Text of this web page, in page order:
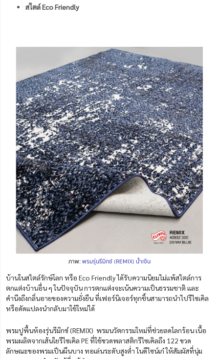
สไตล์ Eco Friendly
ภาพ:พรมรุ่นรีมิกซ์ (REMIX) น้ำเงิน
บ้านในสไตล์รักษ์โลก หรือ Eco Friendly ได้รับความนิยมไม่แพ้สไตล์การ
ตกแต่งบ้านอื่น ๆ ในปัจจุบัน การตกแต่งจะเน้นความเป็นธรรมชาติ และ
คำนึงถึงกลิ่นอายของความยั่งยืน ที่เฟอร์นิเจอร์ทุกชิ้นสามารถนำไปรีไซเคิล
หรือดัดแปลงนำกลับมาใช้ใหม่ได้
พรมปูพื้นห้องรุ่นรีมิกซ์ (REMIX) พรมนวัตกรรมใหม่ที่ช่วยลดโลกร้อน เนื้อ
พรมผลิตจากเส้นใยรีไซเคิล PE ที่ใช้ขวดพลาสติกรีไซเคิลถึง 122 ขวด
ลักษณะของพรมเป็นผืนบาง ทอเล่นระดับสูงต่ำ ในดีไซน์เก๋ ให้สัมผัสที่นุ่ม